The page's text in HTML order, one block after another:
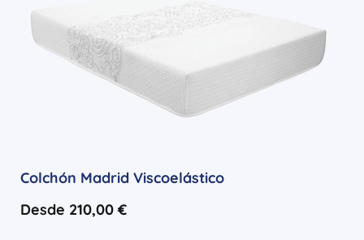
Colchón Madrid Viscoelástico
Desde 210,00 €